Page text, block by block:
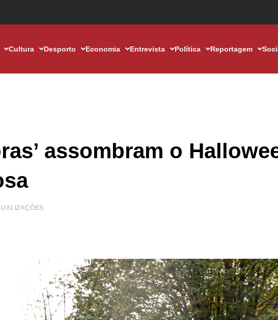
Cultura Desporto Economia Entrevista Política Reportagem
assombram o